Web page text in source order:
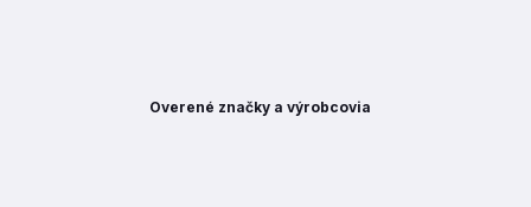
Overené značky a výrobcovia